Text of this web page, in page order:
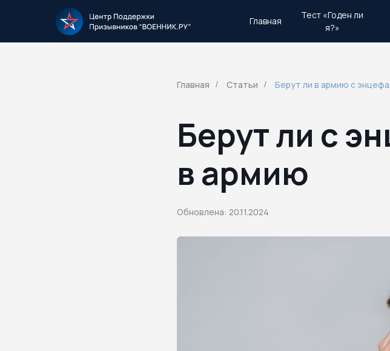
Тест «Годен ли
я?»
Главная
Главная / Статьи / Берут ли в армию с
Берут ли с
в армию
Обновлена: 20.11.2024